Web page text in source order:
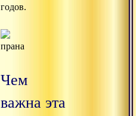
годов.
Чем
важна эта